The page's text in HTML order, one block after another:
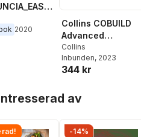
2020
Collins COBUILD
Advanced
Learner’s
Dictionary
Collins
Inbunden, 2023
344 kr
av
-14%